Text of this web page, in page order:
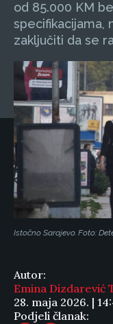
od 85.000 KM
specifikacijama,
zaključiti da se
Istočno Sarajevo. Foto:
Autor:
Emina Dizdarević
28. maja 2026. |
Podjeli članak: